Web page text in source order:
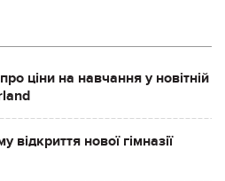
ціни на навчання у новітній
нової гімназії